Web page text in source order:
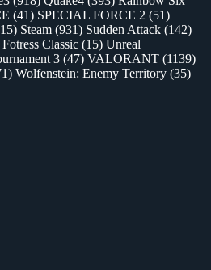
(41) SPECIAL FORCE 2 (51)
Steam (931) Sudden Attack (142)
Classic (15) Unreal
3 (47) VALORANT (1139)
Wolfenstein: Enemy Territory (35)